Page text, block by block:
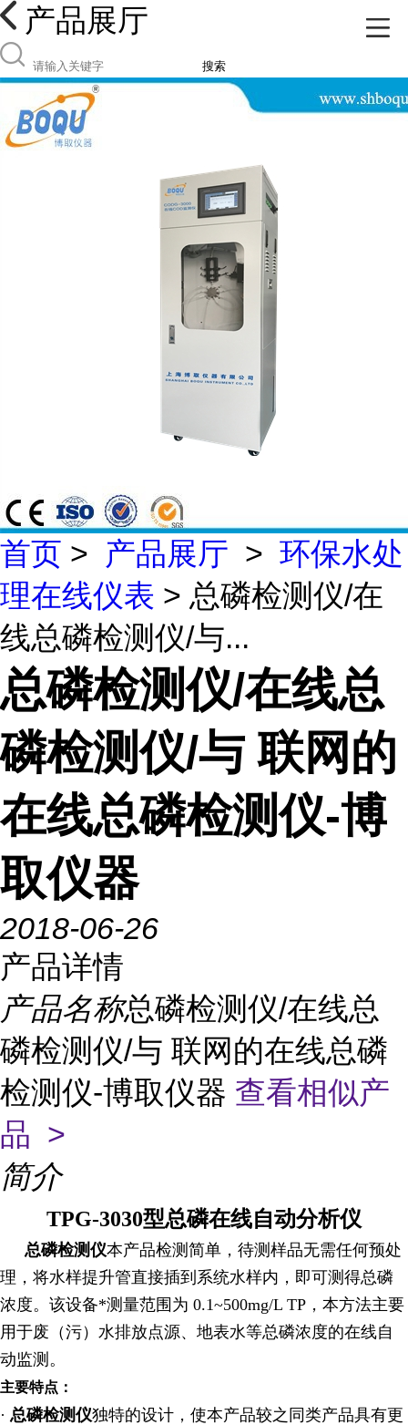
产品展厅
搜索
首页 > 产品展厅 > 环保水处
理在线仪表 > 总磷检测仪/在
线总磷检测仪/与...
总磷检测仪/在线总
磷检测仪/与 联网的
在线总磷检测仪-博
取仪器
2018-06-26
产品详情
产品名称总磷检测仪/在线总
磷检测仪/与 联网的在线总磷
检测仪-博取仪器 查看相似产
品 >
简介
TPG-3030型总磷在线自动分析仪
总磷检测仪本产品检测简单，待测样品无需任何预处
理，将水样提升管直接插到系统水样内，即可测得总磷
浓度。该设备*测量范围为 0.1~500mg/L TP，本方法主要
用于废（污）水排放点源、地表水等总磷浓度的在线自
动监测。
主要特点：
· 总磷检测仪独特的设计，使本产品较之同类产品具有更